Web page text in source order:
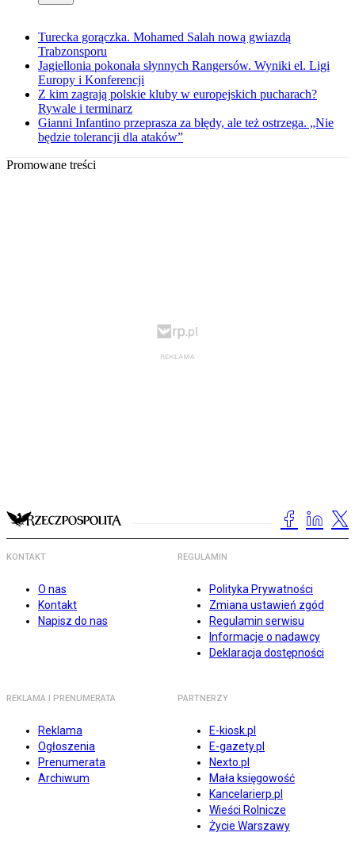
Turecka gorączka. Mohamed Salah nową gwiazdą
Trabzonsporu
Jagiellonia pokonała słynnych Rangersów. Wyniki el. Ligi
Europy i Konferencji
Z kim zagrają polskie kluby w europejskich pucharach?
Rywale i terminarz
Gianni Infantino przeprasza za błędy, ale też ostrzega. „Nie
będzie tolerancji dla ataków”
Promowane treści
KONTAKT
O nas
Kontakt
Napisz do nas
REGULAMIN
Polityka Prywatności
Zmiana ustawień zgód
Regulamin serwisu
Informacje o nadawcy
Deklaracja dostępności
REKLAMA I PRENUMERATA
Reklama
Ogłoszenia
Prenumerata
Archiwum
PARTNERZY
E-kiosk.pl
E-gazety.pl
Nexto.pl
Mała księgowość
Kancelarierp.pl
Wieści Rolnicze
Życie Warszawy